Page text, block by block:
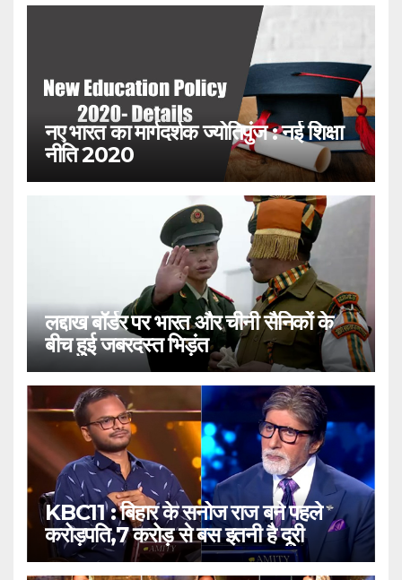
नए भारत का मार्गदर्शक ज्योतिपुंज : नई शिक्षा
नीति 2020
लद्दाख बॉर्डर पर भारत और चीनी सैनिकों के
बीच हुई जबरदस्त भिड़ंत
KBC11 : बिहार के सनोज राज बने पहले
करोड़पति,7 करोड़ से बस इतनी है दूरी